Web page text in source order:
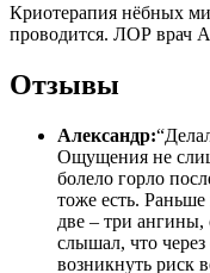
Криотерапия нёбных
проводится. ЛОР врач
Отзывы
Александр:
Ощущения не
болело горло
тоже есть.
две – три ангины,
слышал, что
возникнуть риск